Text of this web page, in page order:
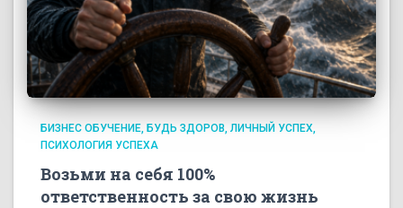
БИЗНЕС ОБУЧЕНИЕ БУДЬ ЗДОРОВ ЛИЧНЫЙ УСПЕХ
ПСИХОЛОГИЯ УСПЕХА
Возьми на себя 100%
ответственность за свою жизнь